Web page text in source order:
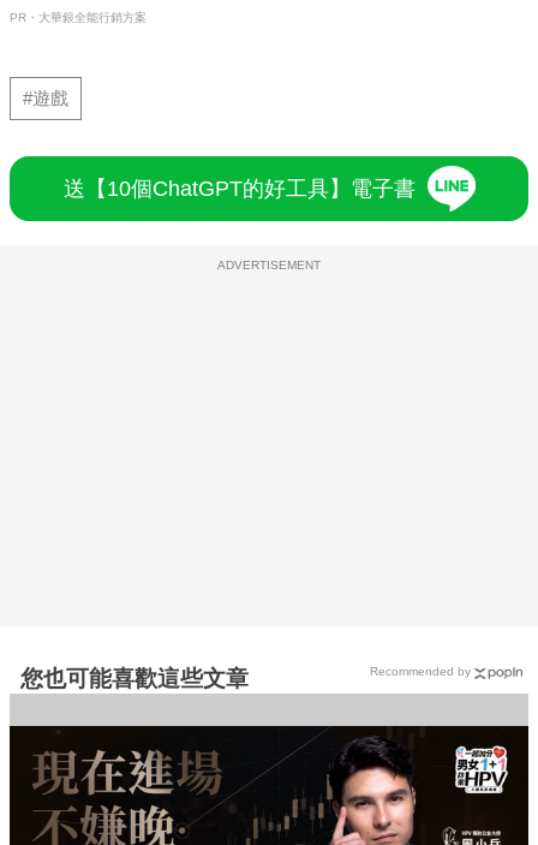
PR・大華銀全能行銷方案
#遊戲
送【10個ChatGPT的好工具】電子書
ADVERTISEMENT
您也可能喜歡這些文章 Recommended by